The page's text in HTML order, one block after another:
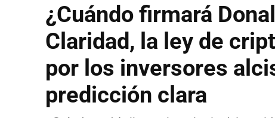
¿Cuándo firmará
Claridad, la ley de
por los inversores
predicción clara